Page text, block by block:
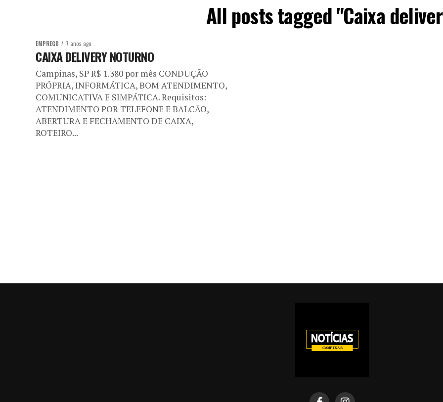
All posts tagged "Caixa
EMPREGO 7 anos ago
CAIXA DELIVERY NOTURNO
Campinas, SP R$ 1.380 por mês CONDUÇÃO
PRÓPRIA, INFORMÁTICA, BOM ATENDIMENTO,
COMUNICATIVA E SIMPÁTICA. Requisitos:
ATENDIMENTO POR TELEFONE E BALCÃO,
ABERTURA E FECHAMENTO DE CAIXA,
ROTEIRO...